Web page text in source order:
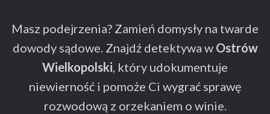
Masz podejrzenia? Zamień domysły na twarde
dowody sądowe. Znajdź detektywa w Ostrów
Wielkopolski, który udokumentuje
niewierność i pomoże Ci wygrać sprawę
rozwodową z orzekaniem o winie.